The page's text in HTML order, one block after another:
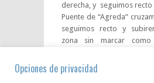
derecha, y seguimos recto
Puente de “Agreda”
seguimos recto y
zona sin marcar
granja, seguimos recto y
el pueblo, Calle La Venta y
Opciones de privacidad